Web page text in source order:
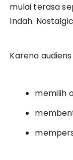
mulai terasa
Indah.
Karena
memilih